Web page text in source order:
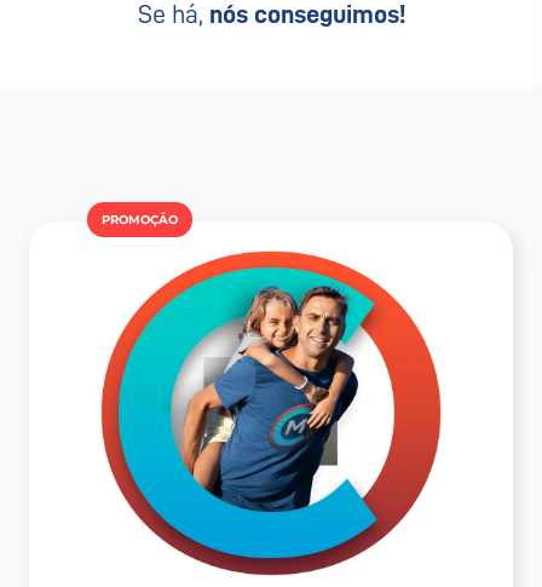
Se há, nós conseguimos!
PROMOÇÂO